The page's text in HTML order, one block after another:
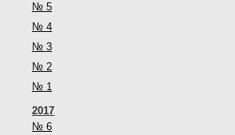
№ 5
№ 4
№ 3
№ 2
№ 1
2017
№ 6